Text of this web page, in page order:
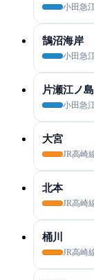
小田急
鵠沼海岸
小田急
片瀬江ノ島
小田急
大宮
JR高崎
北本
JR高崎
桶川
JR高崎